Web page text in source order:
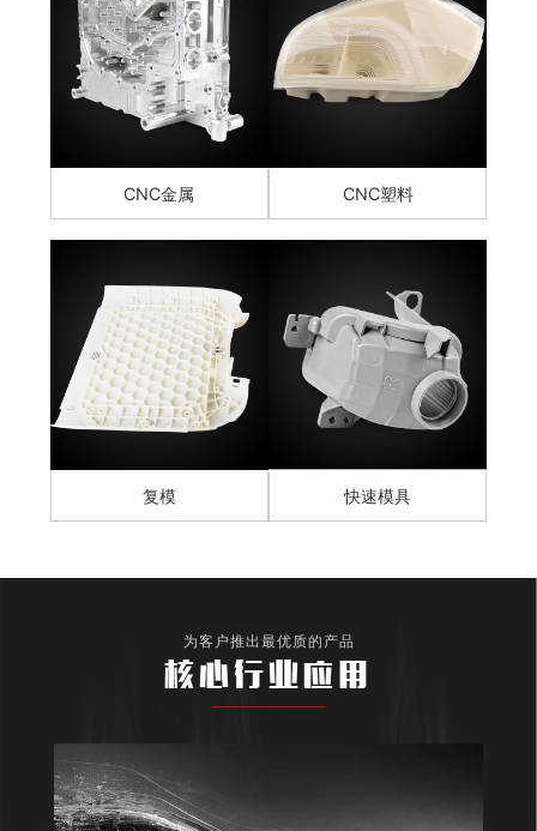
CNC金属 CNC塑料
复模 快速模具
为客户推出最优质的产品
核心行业应用